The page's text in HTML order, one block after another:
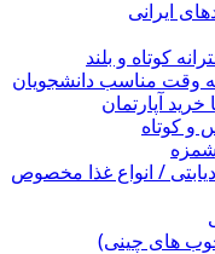
کوتاه و بلند
وقت مناسب دانشجویان
آپارتمان
و کوتاه
دیابتی / انواع غذا مخصوص
های چینی)